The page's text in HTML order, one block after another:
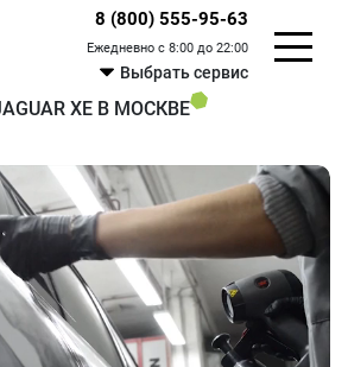
8 (800) 555-95-63
Ежедневно с 8:00 до 22:00
Выбрать сервис
XE В МОСКВЕ